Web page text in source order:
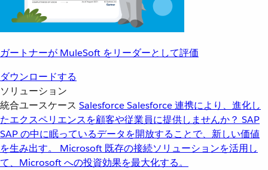
ガートナーが MuleSoft をリーダーとして評価
ダウンロードする
ソリューション
統合ユースケース SalesforceSalesforce 連携により、進化し
たエクスペリエンスを顧客や従業員に提供しませんか？ SAP
SAP の中に眠っているデータを開放することで、新しい価値
を生み出す。
Microsoft 既存の接続ソリューションを活用し
て、Microsoft への投資効果を最大化する。